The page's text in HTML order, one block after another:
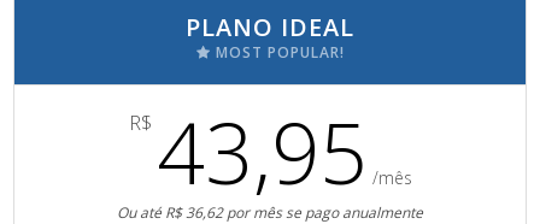
PLANO IDEAL
MOST POPULAR!
R$ 43,95 /mês
Ou até R$ 36,62 por mês se pago anualmente